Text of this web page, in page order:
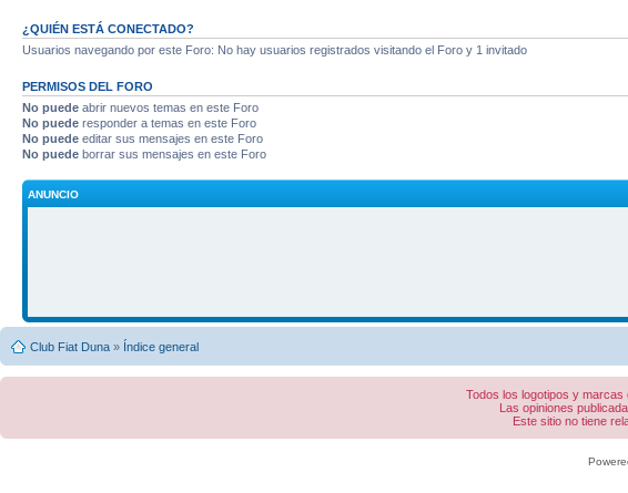
¿QUIÉN ESTÁ CONECTADO?
Usuarios navegando por este Foro: No hay usuarios registrados visitando el Foro y 1 invitado
PERMISOS DEL FORO
No puede abrir nuevos temas en este Foro
No puede responder a temas en este Foro
No puede editar sus mensajes en este Foro
No puede borrar sus mensajes en este Foro
ANUNCIO
Club Fiat Duna » Índice general
Todos los logotipos y marcas
Las opiniones
Este sitio no tiene